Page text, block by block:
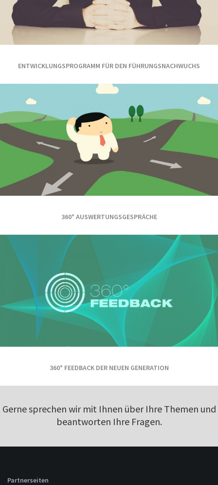
ENTWICKLUNGSPROGRAMM FÜR DEN FÜHRUNGSNACHWUCHS
360° AUSWERTUNGSGESPRÄCHE
360° FEEDBACK DER NEUEN GENERATION
Gerne sprechen wir mit Ihnen über Ihre Themen und
beantworten Ihre Fragen.
Partnerseiten